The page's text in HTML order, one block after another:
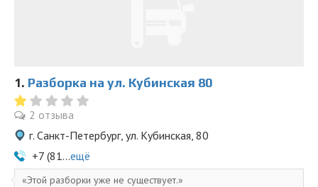
1. Разборка на ул. Кубинская 80
2 отзыва
г. Санкт-Петербург, ул. Кубинская, 80
+7 (81...ещё
Этой разборки уже не существует.